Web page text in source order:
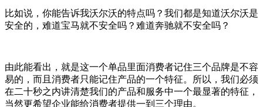
比如说，你能告诉我沃尔沃的特点吗？我们都是知道沃尔沃是
安全的，难道宝马就不安全吗？难道奔驰就不安全吗？
由此能看出，就是这一个单品里面消费者记住三个品牌是不容
易的，而且消费者只能记住产品的一个特征。所以，我们必须
在二十秒之内讲清楚我们的产品和服务中一个最显著的特征，
当然更希望企业能给消费者提供一到三个理由。